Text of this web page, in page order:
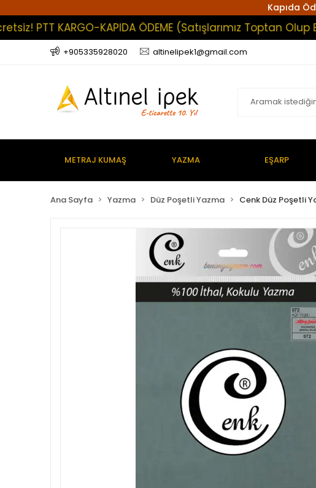
Kapıda
KARGO-KAPIDA ÖDEME (Satışlarımız Toptan Olup En Az
+905335928020 altinelipek1@gmail.com
METRAJ KUMAŞ YAZMA EŞARP
Ana Sayfa Yazma Düz Poşetli Yazma Cenk Düz Poşetli